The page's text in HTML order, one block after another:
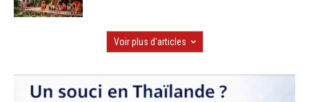
Voir plus d'articles